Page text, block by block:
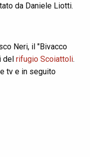
da Daniele Liotti.
Neri, il "Bivacco
del rifugio Scoiattoli.
tv e in seguito